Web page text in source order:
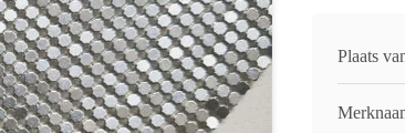
Plaats